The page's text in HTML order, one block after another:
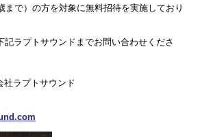
まで）の方を対象に無料招待を実施しており
記ラプトサウンドまでお問い合わせくださ
社ラプトサウンド